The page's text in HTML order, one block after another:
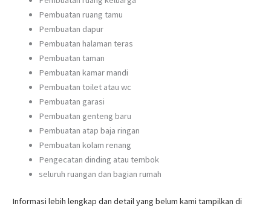
Pembuatan ruang tamu
Pembuatan dapur
Pembuatan halaman teras
Pembuatan taman
Pembuatan kamar mandi
Pembuatan toilet atau wc
Pembuatan garasi
Pembuatan genteng baru
Pembuatan atap baja ringan
Pembuatan kolam renang
Pengecatan dinding atau tembok
seluruh ruangan dan bagian rumah
Informasi lebih lengkap dan detail yang belum kami tampilkan di